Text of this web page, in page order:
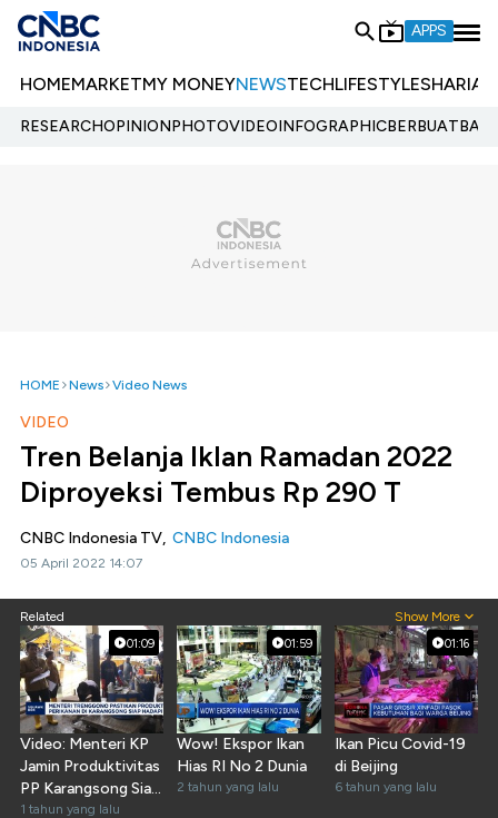
APPS
HOMEMARKETMY MONEYNEWSTECHLIFESTYLESHARIA
RESEARCHOPINIONPHOTOVIDEOINFOGRAPHIC
HOME News Video News
VIDEO
Tren Belanja Iklan Ramadan 2022
Diproyeksi Tembus Rp 290 T
CNBC Indonesia TV, CNBC Indonesia
05 April 2022 14:07
Related Show More
01:09
Video: Menteri KP
Jamin Produktivitas
PP Karangsong Siap
Hadapi Nataru
1 tahun yang lalu
01:59
Wow! Ekspor Ikan
Hias RI No 2 Dunia
2 tahun yang lalu
01:16
Ikan Picu Covid-19
di Beijing
6 tahun yang lalu